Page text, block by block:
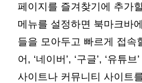
페이지를 즐겨찾기에 추가
메뉴를 설정하면 북마크바
들을 모아두고 빠르게 접속
어, ‘네이버’, ‘구글’, ‘유튜
사이트나 커뮤니티 사이트